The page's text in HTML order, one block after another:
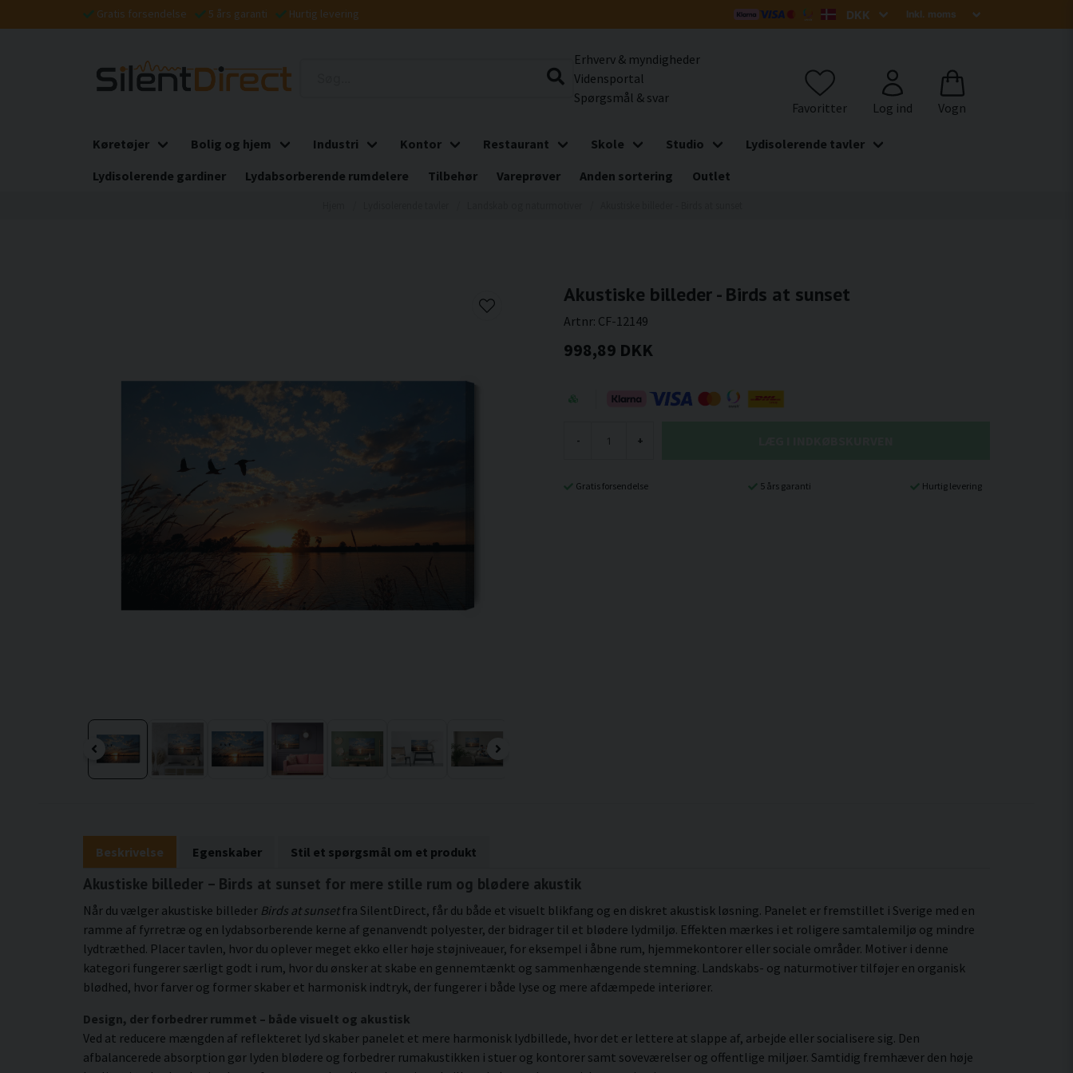
Gratis forsendelse 5 års garanti Hurtig levering
Erhverv & myndigheder
Vidensportal
Spørgsmål & svar
Køretøjer Bolig og hjem Industri Kontor Restaurant Skole Studio
Lydisolerende tavler
Lydisolerende gardiner
Lydabsorberende rumdelere Tilbehør Vareprøver Anden sortering Outlet
Akustiske billeder - Birds at sunset
Artnr: CF-12149
998,89 DKK
- +
Gratis forsendelse 5 års garanti Hurtig levering
Beskrivelse Egenskaber Stil et spørgsmål om et produkt
Akustiske billeder – Birds at sunset for mere stille rum og blødere akustik
Når du vælger akustiske billeder Birds at sunsetfra SilentDirect, får du både et visuelt blikfang og en diskret akustisk løsning. Panelet er fremstillet i Sverige med en
ramme af fyrretræ og en lydabsorberende kerne af genanvendt polyester, der bidrager til et blødere lydmiljø. Effekten mærkes i et roligere samtalemiljø og mindre
lydtræthed. Placer tavlen, hvor du oplever meget ekko eller høje støjniveauer, for eksempel i åbne rum, hjemmekontorer eller sociale områder. Motiver i denne
kategori fungerer særligt godt i rum, hvor du ønsker at skabe en gennemtænkt og sammenhængende stemning. Landskabs- og naturmotiver tilføjer en organisk
blødhed, hvor farver og former skaber et harmonisk indtryk, der fungerer i både lyse og mere afdæmpede interiører.
Design, der forbedrer rummet – både visuelt og akustisk
Ved at reducere mængden af reflekteret lyd skaber panelet et mere harmonisk lydbillede, hvor det er lettere at slappe af, arbejde eller socialisere sig. Den
afbalancerede absorption gør lyden blødere og forbedrer rumakustikken i stuer og kontorer samt soveværelser og offentlige miljøer. Samtidig fremhæver den høje